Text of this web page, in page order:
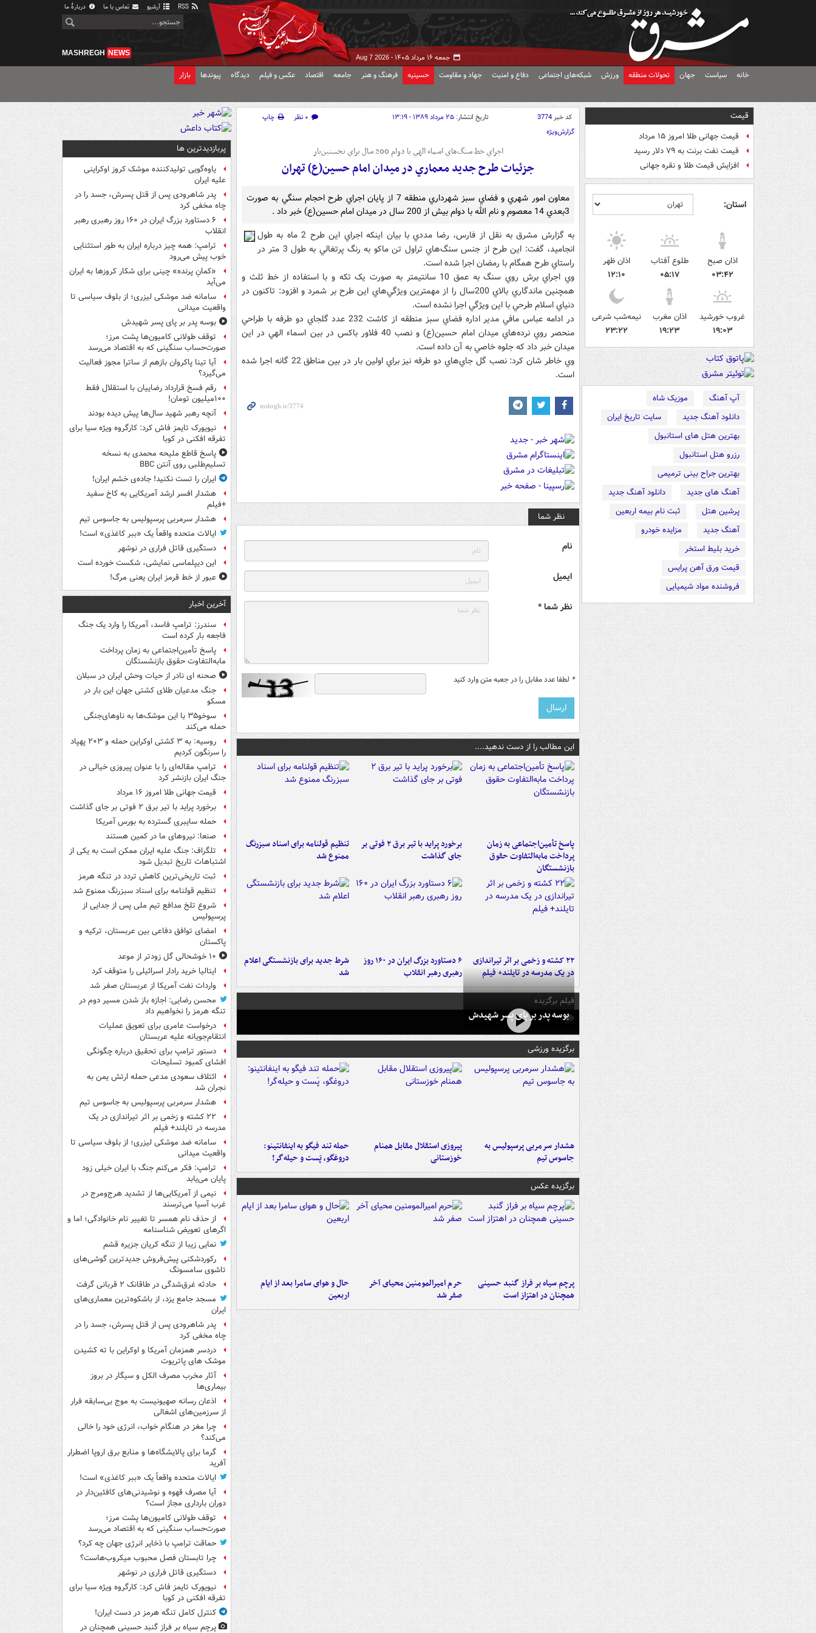
آرشیو تماس با ما دربارهٔ ما
جمعه ۱۶ مرداد ۱۴۰۵ - Aug 7 2026
MASHREGH NEWS
خانه سیاست جهان تحولات منطقه ورزش شبکه‌های اجتماعی دفاع و امنیت جهاد و مقاومت حسینیه فرهنگ و هنر جامعه اقتصاد عکس و فیلم دیدگاه پیوندها بازار
قیمت
قیمت جهانی طلا امروز ۱۵ مرداد
قیمت نفت برنت به ۷۹ دلار رسید
افزایش قیمت طلا و نقره جهانی
استان:
اذان صبح
۰۳:۴۲
طلوع آفتاب
۰۵:۱۷
اذان ظهر
۱۲:۱۰
غروب خورشید
۱۹:۰۳
اذان مغرب
۱۹:۲۳
نیمه‌شب شرعی
۲۳:۲۲
آپ آهنگ
موزیک شاه
دانلود آهنگ جدید
سایت تاریخ ایران
بهترین هتل های استانبول
رزرو هتل استانبول
بهترین جراح بینی ترمیمی
آهنگ های جدید
دانلود آهنگ جدید
پرشین هتل
ثبت نام بیمه اربعین
آهنگ جدید
مزایده خودرو
خرید بلیط استخر
قیمت ورق آهن پرایس
فروشنده مواد شیمیایی
کد خبر3774 تاریخ انتشار: ۲۵ مرداد ۱۳۸۹ - ۱۳:۱۹ ۰ نظر
چاپ
گزارش‌ویژه
اجراي خط سنگ‌هاي اسماء الهي با دوام 200 سال براي نخستين‌بار
جزئيات طرح جديد معماري در ميدان امام حسين(ع) تهران
معاون امور شهري و فضاي سبز شهرداري منطقه 7 از پايان اجراي طرح احجام سنگي به صورت
3بعدي 14 معصوم و نام الله با دوام بيش از 200 سال در ميدان امام حسين(ع) خبر داد .
به گزارش مشرق به نقل از فارس، رضا مددي با بيان اينکه اجراي اين طرح 2 ماه به طول
انجاميد، گفت: اين طرح از جنس سنگ‌هاي تراول تن ماکو به رنگ پرتغالي به طول 3 متر در
راستاي طرح همگام با رمضان اجرا شده است.
وي اجراي برش روي سنگ به عمق 10 سانتيمتر به صورت يک تکه و با استفاده از خط ثلث و
همچنين ماندگاري بالاي 200سال را از مهمترين ويژگي‌هاي اين طرح بر شمرد و افزود: تاکنون در
دنياي اسلام طرحي با اين ويژگي اجرا نشده است.
در ادامه عباس مافي مدير اداره فضاي سبز منطقه از کاشت 232 عدد گلجاي دو طرفه با طراحي
منحصر روي نرده‌هاي ميدان امام حسين(ع) و نصب 40 فلاور باکس در بين اسماء الهي در اين
ميدان خبر داد که جلوه خاصي به آن داده است.
وي خاطر شان کرد: نصب گل جاي‌هاي دو طرفه نيز براي اولين بار در بين مناطق 22 گانه اجرا شده
است.
نظر شما
نام
ایمیل
نظر شما *
* لطفا عدد مقابل را در جعبه متن وارد کنید
این مطالب را از دست ندهید....
پاسخ تأمین‌اجتماعی به زمان
پرداخت مابه‌التفاوت حقوق
بازنشستگان
برخورد پراید با تیر برق ۲ فوتی بر
جای گذاشت
تنظیم قولنامه برای اسناد سبزرنگ
ممنوع شد
۲۲ کشته و زخمی بر اثر تیراندازی
در یک مدرسه در تایلند+ فیلم
۶ دستاورد بزرگ ایران در ۱۶۰ روز
رهبری رهبر انقلاب
شرط جدید برای بازنشستگی اعلام
شد
فیلم برگزیده
بوسه‌ پدر بر پای پسر شهیدش
برگزیده ورزشی
هشدار سرمربی پرسپولیس به
جاسوس تیم
پیروزی استقلال مقابل همنام
خوزستانی
حمله تند فیگو به اینفانتینو:
دروغگو، پَست‌ و حیله‌گر!
برگزیده عکس
پرچم سیاه بر فراز گنبد حسینی
همچنان در اهتزاز است
حرم امیرالمومنین محیای آخر
صفر شد
حال و هوای سامرا بعد از ایام
اربعین
پربازدیدترین ها
یاوه‌گویی تولیدکننده موشک کروز اوکراینی
علیه ایران
پدر شاهرودی پس از قتل پسرش، جسد را در
چاه مخفی کرد
۶ دستاورد بزرگ ایران در ۱۶۰ روز رهبری رهبر
انقلاب
ترامپ: همه چیز درباره ایران به طور استثنایی
خوب پیش می‌رود
«کمانِ پرنده» چینی برای شکار کروزها به ایران
می‌آید
سامانه ضد موشکی لیزری؛ از بلوف سیاسی تا
واقعیت میدانی
بوسه‌ پدر بر پای پسر شهیدش
توقف طولانی کامیون‌ها پشت مرز؛
صورت‌حساب سنگینی که به اقتصاد می‌رسد
آیا تینا پاکروان بازهم از ساترا مجوز فعالیت
می‌گیرد؟
رقم فسخ قرارداد رضاییان با استقلال فقط
۱۰۰میلیون تومان!
آنچه رهبر شهید سال‌ها پیش دیده بودند
نیویورک تایمز فاش کرد: کارگروه ویژه سیا برای
تفرقه افکنی در کوبا
پاسخ قاطع ملیحه محمدی به نسخه
تسلیم‌طلبی روی آنتن BBC
ایران را تست نکنید! جاده‌ی خشم ایران!
هشدار افسر ارشد آمریکایی به کاخ سفید
+فیلم
هشدار سرمربی پرسپولیس به جاسوس تیم
ایالات متحده واقعاً یک «ببر کاغذی» است!
دستگیری قاتل فراری در نوشهر
این دیپلماسی نمایشی، شکست خورده است
عبور از خط قرمز ایران یعنی مرگ!
آخرین اخبار
سندرز: ترامپ فاسد، آمریکا را وارد یک جنگ
فاجعه بار کرده است
پاسخ تأمین‌اجتماعی به زمان پرداخت
مابه‌التفاوت حقوق بازنشستگان
صحنه ای نادر از حیات وحش ایران در سبلان
جنگ مدعیان طلای کشتی جهان این بار در
مسکو
سوخو۳۵ با این موشک‌ها به ناوهای‌جنگی
حمله می‌کند
روسیه: به ۳ کشتی اوکراین حمله و ۲۰۳ پهپاد
را سرنگون کردیم
ترامپ مقاله‌ای را با عنوان پیروزی خیالی در
جنگ ایران بازنشر کرد
قیمت جهانی طلا امروز ۱۶ مرداد
برخورد پراید با تیر برق ۲ فوتی بر جای گذاشت
حمله سایبری گسترده به بورس آمریکا
صنعا: نیروهای ما در کمین‌ هستند
تلگراف: جنگ علیه ایران ممکن است به یکی از
اشتباهات تاریخ تبدیل شود
ثبت تاریخی‌ترین کاهش تردد در تنگه هرمز
تنظیم قولنامه برای اسناد سبزرنگ ممنوع شد
شروع تلخ مدافع تیم ملی پس از جدایی از
پرسپولیس
امضای توافق دفاعی بین عربستان، ترکیه و
پاکستان
۱۰ خوشحالی گل زودتر از موعد
ایتالیا خرید رادار اسرائیلی را متوقف کرد
واردات نفت آمریکا از عربستان صفر شد
محسن رضایی: اجازه باز شدن مسیر دوم در
تنگه هرمز را نخواهیم داد
درخواست عامری برای تعویق عملیات
انتقام‌جویانه علیه عربستان
دستور ترامپ برای تحقیق درباره چگونگی
افشای کمبود تسلیحات
ائتلاف سعودی مدعی حمله ارتش یمن به
نجران شد
هشدار سرمربی پرسپولیس به جاسوس تیم
۲۲ کشته و زخمی بر اثر تیراندازی در یک
مدرسه در تایلند+ فیلم
سامانه ضد موشکی لیزری؛ از بلوف سیاسی تا
واقعیت میدانی
ترامپ: فکر می‌کنم جنگ با ایران خیلی زود
پایان می‌یابد
نیمی از آمریکایی‌ها از تشدید هرج‌ومرج در
غرب آسیا می‌ترسند
از حذف نام همسر تا تغییر نام خانوادگی؛ اما و
اگرهای تعویض شناسنامه
نمایی زیبا از تنگه کریان جزیره قشم
رکوردشکنی پیش‌فروش جدیدترین گوشی‌های
تاشوی سامسونگ
حادثه غرق‌شدگی در طاقانک ۲ قربانی گرفت
مسجد جامع یزد، از باشکوه‌ترین معماری‌های
ایران
پدر شاهرودی پس از قتل پسرش، جسد را در
چاه مخفی کرد
دردسر همزمان آمریکا و اوکراین با ته کشیدن
موشک های پاتریوت
آثار مخرب مصرف الکل و سیگار در بروز
بیماری‌ها
اذعان رسانه صهیونیست به موج بی‌سابقه فرار
از سرزمین‌های اشغالی
چرا مغز در هنگام خواب، انرژی خود را خالی
می‌کند؟
گرما برای پالایشگاه‌ها و منابع برق اروپا اضطرار
آفرید
ایالات متحده واقعاً یک «ببر کاغذی» است!
آیا مصرف قهوه و نوشیدنی‌های کافئین‌دار در
دوران بارداری مجاز است؟
توقف طولانی کامیون‌ها پشت مرز؛
صورت‌حساب سنگینی که به اقتصاد می‌رسد
حماقت ترامپ با ذخایر انرژی جهان چه کرد؟
چرا تابستان فصل محبوب میکروب‌هاست؟
دستگیری قاتل فراری در نوشهر
نیویورک تایمز فاش کرد: کارگروه ویژه سیا برای
تفرقه افکنی در کوبا
کنترل کامل تنگه هرمز در دست ایران!
پرچم سیاه بر فراز گنبد حسینی همچنان در